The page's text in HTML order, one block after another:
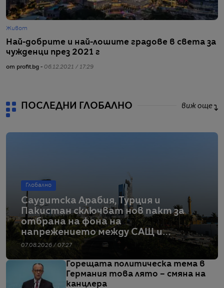
Живот
Най-добрите и най-лошите градове в света за
чужденци през 2021 г
от profit.bg - 06.12.2021 / 17:29
ПОСЛЕДНИ ГЛОБАЛНО виж още
Глобално
Саудитска Арабия, Турция и
Пакистан сключват нов пакт за
отбрана на фона на
напрежението между САЩ и
Иран
07.08.2026 / 07:27
Горещата политическа тема в
Германия това лято – смяна на
канцлера